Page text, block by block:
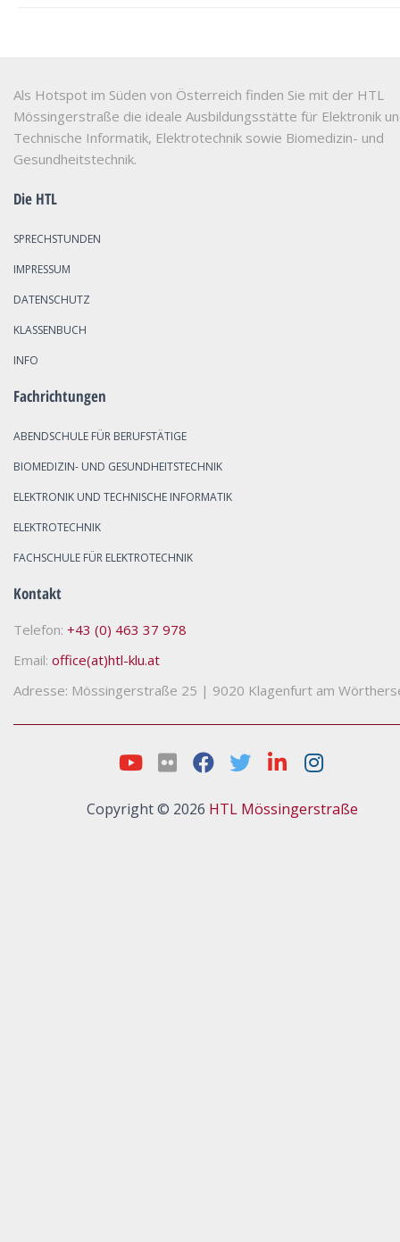
Als Hotspot im Süden von Österreich finden Sie mit der HTL
Mössingerstraße die ideale Ausbildungsstätte für Elektronik
Technische Informatik, Elektrotechnik sowie Biomedizin- und
Gesundheitstechnik.
Die HTL
SPRECHSTUNDEN
IMPRESSUM
DATENSCHUTZ
KLASSENBUCH
INFO
Fachrichtungen
ABENDSCHULE FÜR BERUFSTÄTIGE
BIOMEDIZIN- UND GESUNDHEITSTECHNIK
ELEKTRONIK UND TECHNISCHE INFORMATIK
ELEKTROTECHNIK
FACHSCHULE FÜR ELEKTROTECHNIK
Kontakt
Telefon: +43 (0) 463 37 978
Email: office(at)htl-klu.at
Adresse: Mössingerstraße 25 | 9020 Klagenfurt am
Copyright © 2026 HTL Mössingerstraße